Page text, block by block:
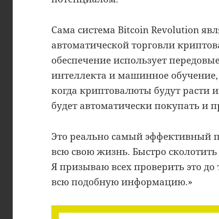
Сама система Bitcoin Revolution
автоматической торговли
обеспечение использует
интеллекта и машинное
когда криптовалюты будут расти
будет автоматически покупать и
Это реально самый эффективный
всю свою жизнь. Быстро
Я призываю всех проверить это
всю подобную информацию.»